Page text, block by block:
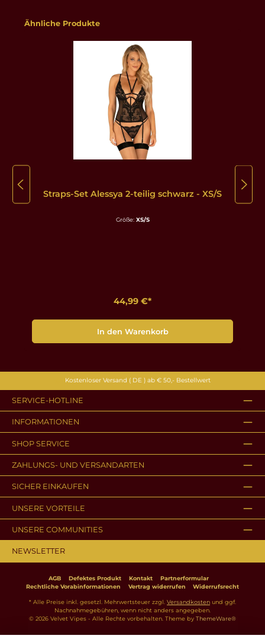
Produktgalerie überspringen
Ähnliche Produkte
Straps-Set Alessya 2-teilig schwarz - XS/S
Größe: XS/S
44,99 €*
In den Warenkorb
Kostenloser Versand ( DE ) ab € 50,- Bestellwert
SERVICE-HOTLINE
INFORMATIONEN
SHOP SERVICE
ZAHLUNGS- UND VERSANDARTEN
SICHER EINKAUFEN
UNSERE VORTEILE
UNSERE COMMUNITIES
NEWSLETTER
AGB Defektes Produkt Kontakt
Partnerformular
Rechtliche Vorabinformationen
Vertrag widerrufen Widerrufsrecht
* Alle Preise inkl. gesetzl. Mehrwertsteuer zzgl. Versandkosten und ggf.
Nachnahmegebühren, wenn nicht anders angegeben.
© 2026 Velvet Vipes - Alle Rechte vorbehalten. Theme by ThemeWare®